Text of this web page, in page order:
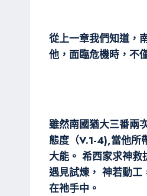
從上一章我們知道，
他，面臨危機時，不
雖然南國猶大三番兩
態度（V.1-4),當他所
大能。 希西家求神救
遇見試煉， 神若動工
在祂手中。